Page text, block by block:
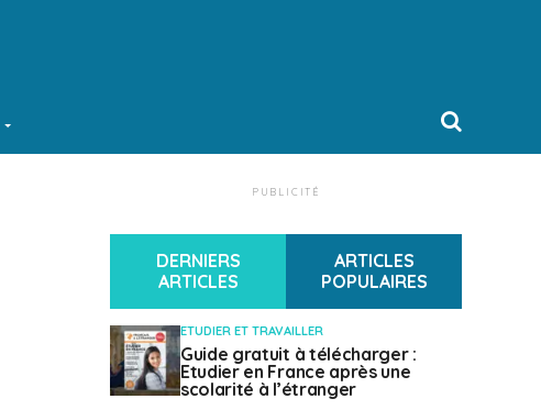
PUBLICITÉ
DERNIERS
ARTICLES
ARTICLES
POPULAIRES
ETUDIER ET TRAVAILLER
Guide gratuit à télécharger :
Etudier en France après une
scolarité à l’étranger